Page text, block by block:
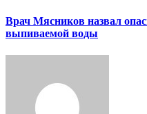
Врач Мясников назвал
выпиваемой воды